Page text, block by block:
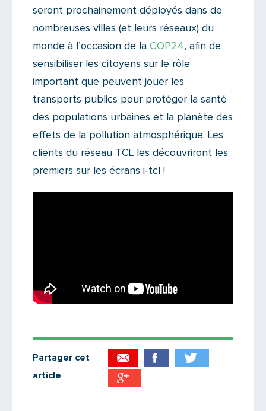
seront prochainement déployés dans de
nombreuses villes (et leurs réseaux) du
monde à l’occasion de la COP24, afin de
sensibiliser les citoyens sur le rôle
important que peuvent jouer les
transports publics pour protéger la santé
des populations urbaines et la planète des
effets de la pollution atmosphérique. Les
clients du réseau TCL les découvriront les
premiers sur les écrans i-tcl !
Partager cet
article